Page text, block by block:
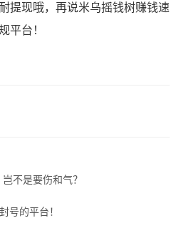
提现哦，再说米乌摇钱树赚钱速
平台！
不是要伤和气？
号的平台！